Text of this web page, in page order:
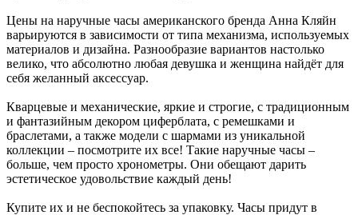
Цены на наручные часы американского бренда Анна Кляйн
варьируются в зависимости от типа механизма, используемых
материалов и дизайна. Разнообразие вариантов настолько
велико, что абсолютно любая девушка и женщина найдёт для
себя желанный аксессуар.
Кварцевые и механические, яркие и строгие, с традиционным
и фантазийным декором циферблата, с ремешками и
браслетами, а также модели с шармами из уникальной
коллекции – посмотрите их все! Такие наручные часы –
больше, чем просто хронометры. Они обещают дарить
эстетическое удовольствие каждый день!
Купите их и не беспокойтесь за упаковку. Часы придут в